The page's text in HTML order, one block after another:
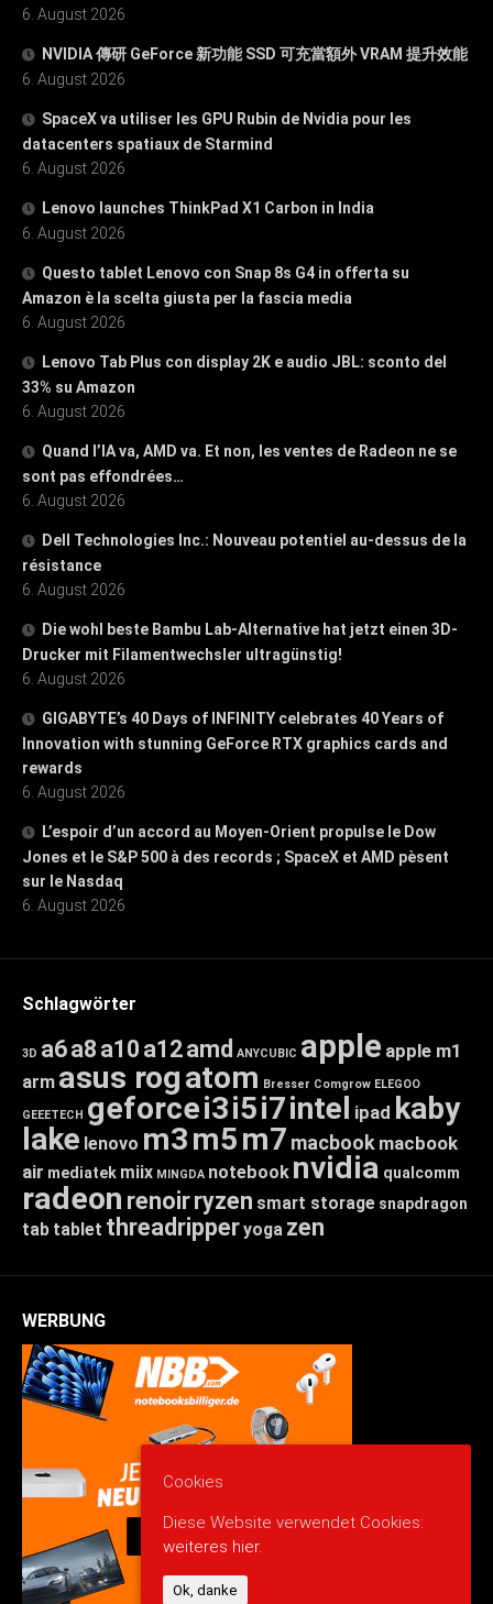
6. August 2026
NVIDIA 傳研 GeForce 新功能 SSD 可充當額外 VRAM 提升效能
6. August 2026
SpaceX va utiliser les GPU Rubin de Nvidia pour les
datacenters spatiaux de Starmind
6. August 2026
Lenovo launches ThinkPad X1 Carbon in India
6. August 2026
Questo tablet Lenovo con Snap 8s G4 in offerta su
Amazon è la scelta giusta per la fascia media
6. August 2026
Lenovo Tab Plus con display 2K e audio JBL: sconto del
33% su Amazon
6. August 2026
Quand l’IA va, AMD va. Et non, les ventes de Radeon ne se
sont pas effondrées…
6. August 2026
Dell Technologies Inc.: Nouveau potentiel au-dessus de la
résistance
6. August 2026
Die wohl beste Bambu Lab-Alternative hat jetzt einen 3D-
Drucker mit Filamentwechsler ultragünstig!
6. August 2026
GIGABYTE’s 40 Days of INFINITY celebrates 40 Years of
Innovation with stunning GeForce RTX graphics cards and
rewards
6. August 2026
L’espoir d’un accord au Moyen-Orient propulse le Dow
Jones et le S&P 500 à des records ; SpaceX et AMD pèsent
sur le Nasdaq
6. August 2026
Schlagwörter
3D a6a8 a10 a12amd ANYCUBIC apple apple m1
arm asus rogatom Bresser Comgrow ELEGOO
GEEETECH geforcei3i5i7intel ipad kaby
lake lenovo m3m5m7 macbook macbook
air mediatek miix MINGDA notebook nvidia qualcomm
radeon renoirryzen smart storage snapdragon
tab tablet threadripperyoga zen
WERBUNG
Cookies
Diese Website verwendet Cookies:
weiteres hier.
Ok, danke